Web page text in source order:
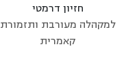
חזיון דרמטי
למקהלה מעורבת ותזמורת
קאמרית